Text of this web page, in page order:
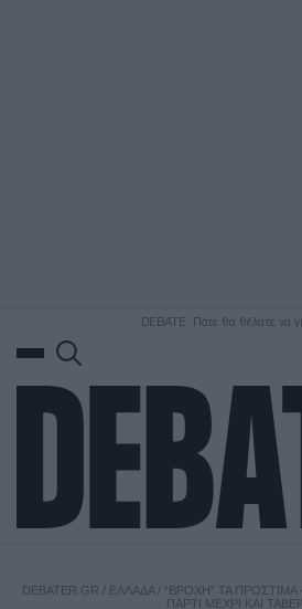
DEBATE: Πότε θα θέλατε να
DEBATER.GR / ΕΛΛΑΔΑ/ “ΒΡΟΧΉ” ΤΑ
ΠΆΡΤΙ ΜΈΧΡΙ ΚΑΙ